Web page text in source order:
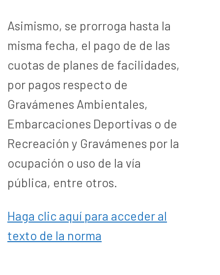
Asimismo, se prorroga hasta la
misma fecha, el pago de de las
cuotas de planes de facilidades,
por pagos respecto de
Gravámenes Ambientales,
Embarcaciones Deportivas o de
Recreación y Gravámenes por la
ocupación o uso de la vía
pública, entre otros.
Haga clic aquí para acceder al
texto de la norma